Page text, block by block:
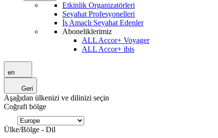
Etkinlik Organizatörleri
Seyahat Profesyonelleri
İş Amaçlı Seyahat Edenler
Aboneliklerimiz
ALL Accor+ Voyager
ALL Accor+ ibis
en
Geri
Aşağıdan ülkenizi ve dilinizi seçin
Coğrafi bölge
Ülke/Bölge - Dil